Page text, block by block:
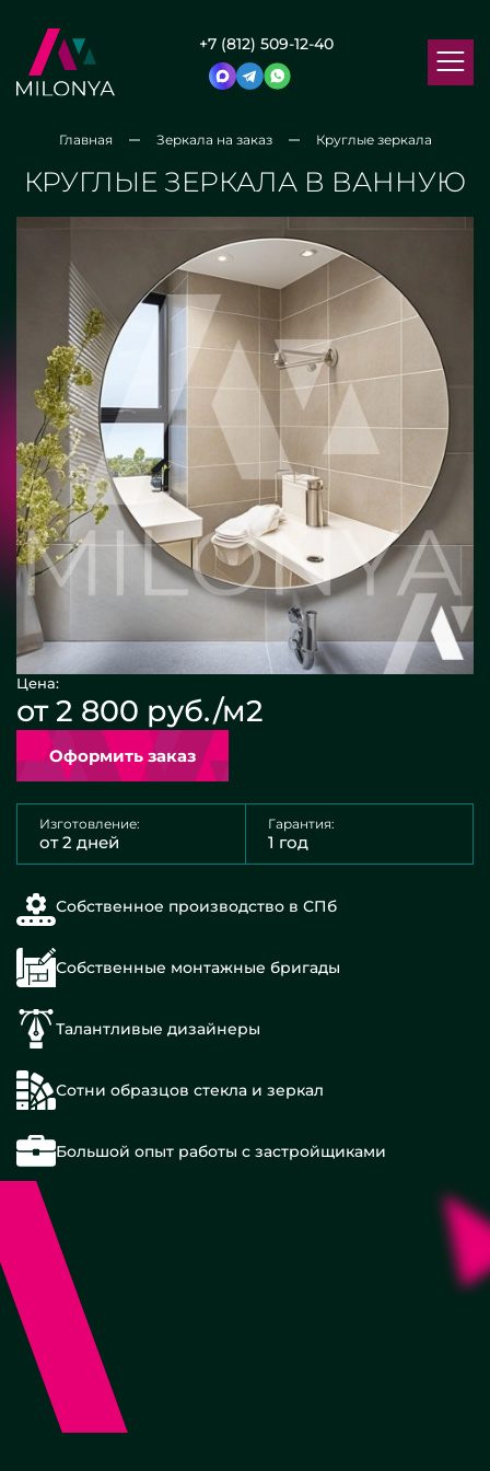
+7 (812) 509-12-40
Главная Зеркала на заказ Круглые зеркала
КРУГЛЫЕ ЗЕРКАЛА В ВАННУЮ
Цена:
от 2 800 руб./м2
Оформить заказ
Изготовление:
от 2 дней
Гарантия:
1 год
Собственное производство в СПб
Собственные монтажные бригады
Талантливые дизайнеры
Сотни образцов стекла и зеркал
Большой опыт работы с застройщиками
60
см